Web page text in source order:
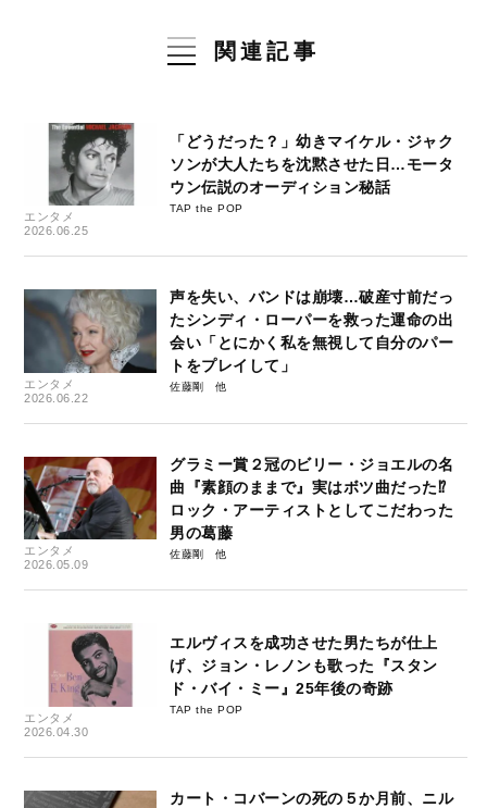
関連記事
エンタメ
2026.06.25
「どうだった？」幼きマイケル・ジャク
ソンが大人たちを沈黙させた日…モータ
ウン伝説のオーディション秘話
TAP the POP
エンタメ
2026.06.22
声を失い、バンドは崩壊…破産寸前だっ
たシンディ・ローパーを救った運命の出
会い「とにかく私を無視して自分のパー
トをプレイして」
佐藤剛
エンタメ
2026.05.09
グラミー賞２冠のビリー・ジョエルの名
曲『素顔のままで』実はボツ曲だった⁉︎
ロック・アーティストとしてこだわった
男の葛藤
佐藤剛
エンタメ
2026.04.30
エルヴィスを成功させた男たちが仕上
げ、ジョン・レノンも歌った『スタン
ド・バイ・ミー』25年後の奇跡
TAP the POP
カート・コバーンの死の５か月前、ニル